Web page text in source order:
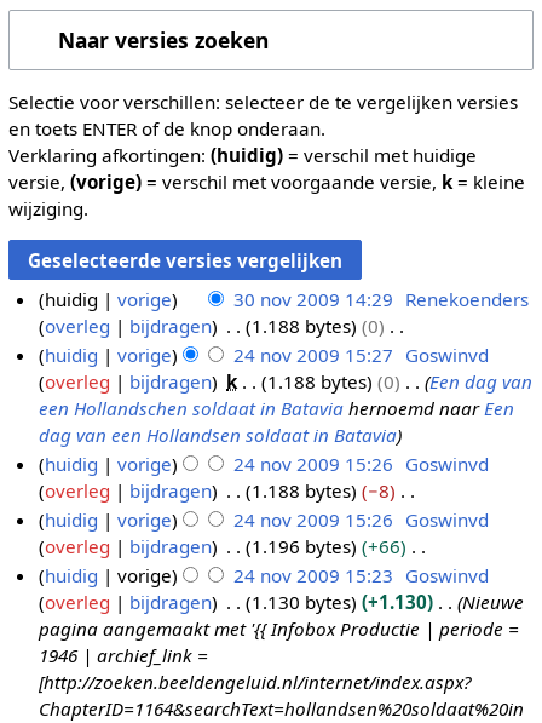
Naar versies zoeken
Selectie voor verschillen: selecteer de te vergelijken versies
en toets ENTER of de knop onderaan.
Verklaring afkortingen: (huidig)= verschil met huidige
versie, (vorige)= verschil met voorgaande versie, k= kleine
wijziging.
0
2
0
huidig vorige 30 nov 2009 14:29 Renekoenders
overleg
bijdragen 1.188 bytes
0
G
e
e
n
b
e
w
e
r
k
i
n
g
s
o
2
0
huidig vorige 24 nov 2009 15:27 Goswinvd
overleg
bijdragen k 1.188 bytes 0
Een dag van
een Hollandschen soldaat in Batavia hernoemd naarEen
dag van een Hollandsen soldaat in Batavia
huidig
vorige 24 nov 2009 15:26 Goswinvd
overleg
bijdragen 1.188 bytes
−8
G
e
e
n
b
e
w
e
huidig vorige 24 nov 2009 15:26 Goswinvd
overleg
bijdragen 1.196 bytes
+66
G
e
e
n
b
e
huidig vorige 24 nov 2009 15:23 Goswinvd
overleg
bijdragen 1.130 bytes +1.130
Nieuwe
pagina aangemaakt met '{{ Infobox Productie | periode =
1946 | archief_link =
[http://zoeken.beeldengeluid.nl/internet/index.aspx?
ChapterID=1164&searchText=hollandsen%20soldaat%20in